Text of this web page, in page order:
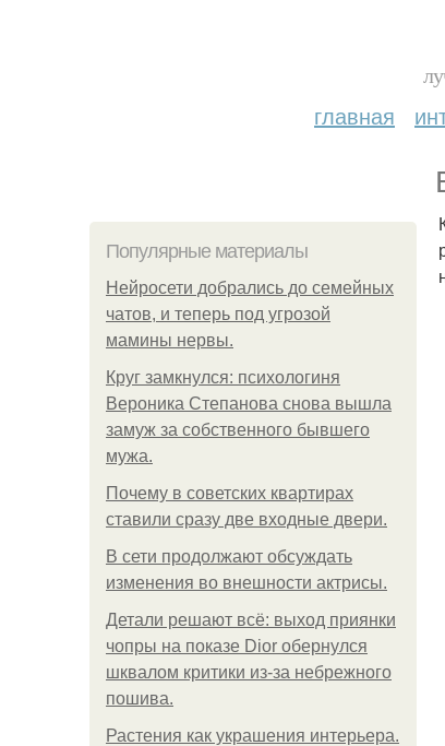
главная
Популярные материалы
Нейросети добрались до семейных
чатов, и теперь под угрозой
мамины нервы.
Круг замкнулся: психологиня
Вероника Степанова снова вышла
замуж за собственного бывшего
мужа.
Почему в советских квартирах
ставили сразу две входные двери.
В сети продолжают обсуждать
изменения во внешности актрисы.
Детали решают всё: выход приянки
чопры на показе Dior обернулся
шквалом критики из-за небрежного
пошива.
Растения как украшения интерьера.